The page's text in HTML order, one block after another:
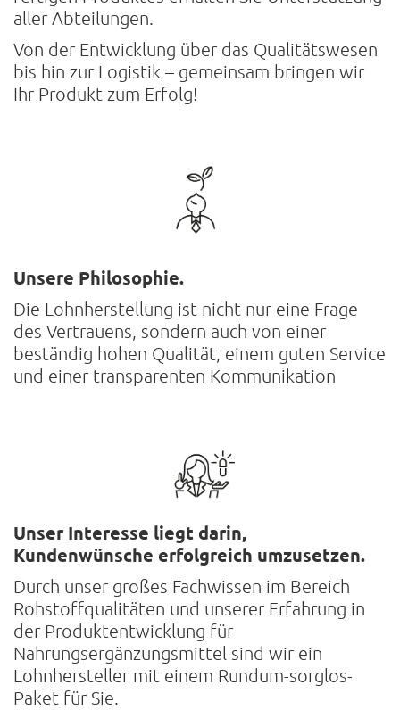
aller Abteilungen.
Von der Entwicklung über das Qualitätswesen
bis hin zur Logistik – gemeinsam bringen wir
Ihr Produkt zum Erfolg!
Unsere Philosophie.
Die Lohnherstellung ist nicht nur eine Frage
des Vertrauens, sondern auch von einer
beständig hohen Qualität, einem guten Service
und einer transparenten Kommunikation
Unser Interesse liegt darin,
Kundenwünsche erfolgreich umzusetzen.
Durch unser großes Fachwissen im Bereich
Rohstoffqualitäten und unserer Erfahrung in
der Produktentwicklung für
Nahrungsergänzungsmittel sind wir ein
Lohnhersteller mit einem Rundum-sorglos-
Paket für Sie.